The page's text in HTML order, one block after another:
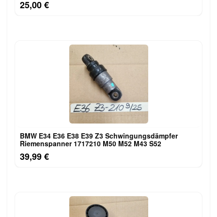
25,00 €
BMW E34 E36 E38 E39 Z3 Schwingungsdämpfer
Riemenspanner 1717210 M50 M52 M43 S52
39,99 €